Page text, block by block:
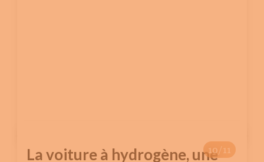
10/11
La voiture à hydrogène, une